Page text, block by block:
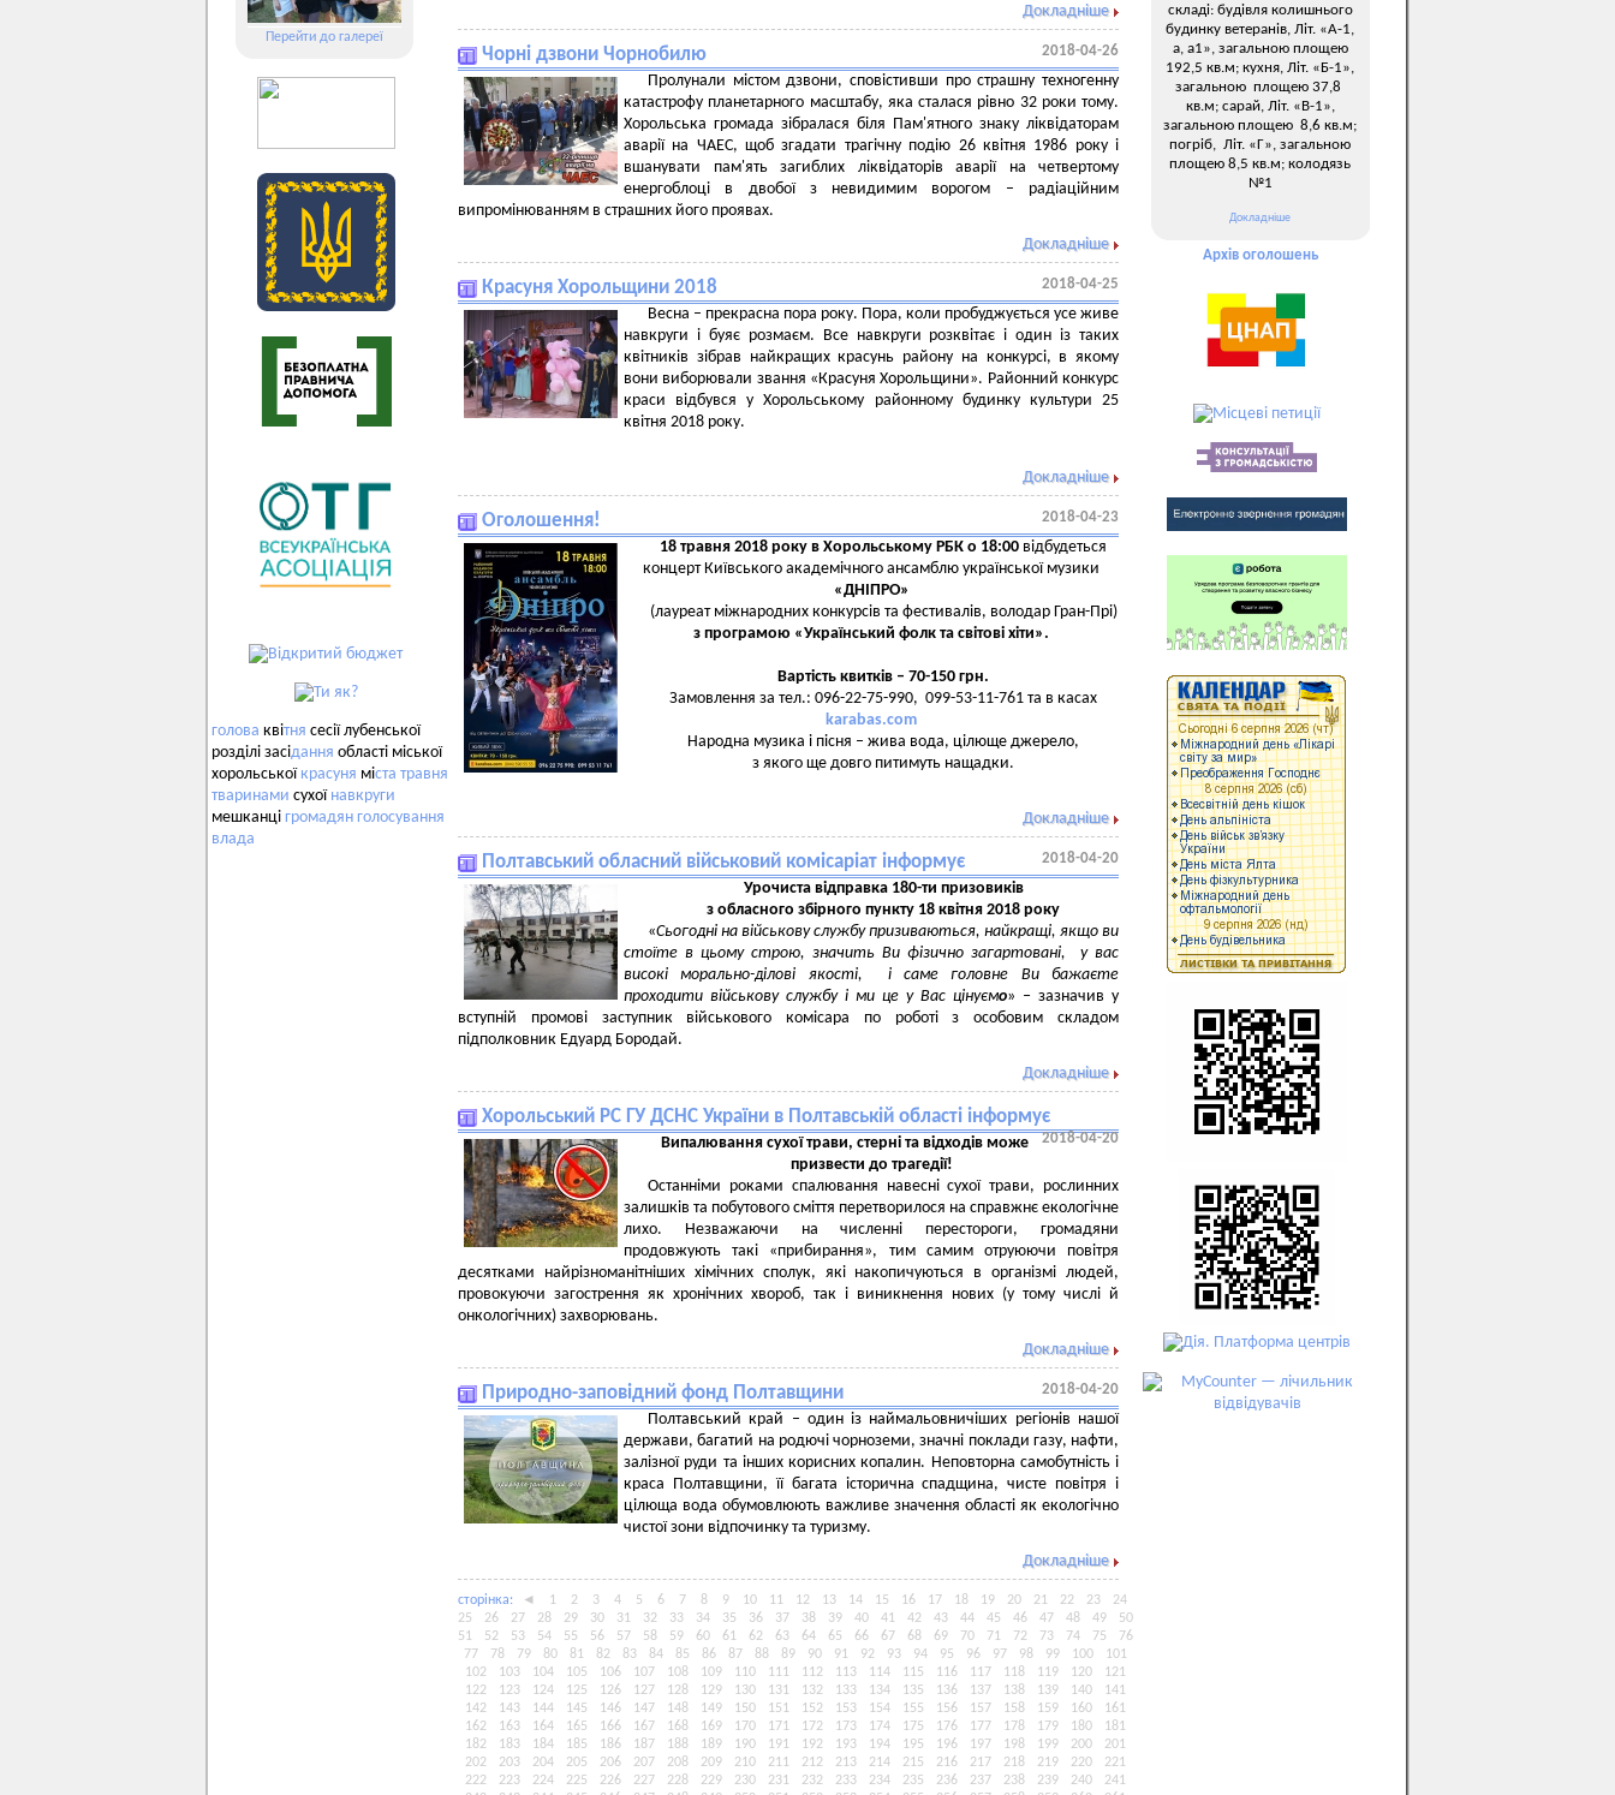
Перейти до галереї
голова квітня сесії лубенської
розділі засідання області міської
хорольської красуня міста травня
тваринами сухої навкруги
мешканці громадян голосування
влада
Докладніше
Чорні дзвони Чорнобилю 2018-04-26
Пролунали містом дзвони, сповістивши про страшну техногенну
катастрофу планетарного масштабу, яка сталася рівно 32 роки тому.
Хорольська громада зібралася біля Пам'ятного знаку ліквідаторам
аварії на ЧАЕС, щоб згадати трагічну подію 26 квітня 1986 року і
вшанувати пам'ять загиблих ліквідаторів аварії на четвертому
енергоблоці в двобої з невидимим ворогом – радіаційним
випромінюванням в страшних його проявах.
Докладніше
Красуня Хорольщини 2018 2018-04-25
Весна – прекрасна пора року. Пора, коли пробуджується усе живе
навкруги і буяє розмаєм. Все навкруги розквітає і один із таких
квітників зібрав найкращих красунь району на конкурсі, в якому
вони виборювали звання «Красуня Хорольщини». Районний конкурс
краси відбувся у Хорольському районному будинку культури 25
квітня 2018 року.
Докладніше
Оголошення! 2018-04-23
18 травня 2018 року в Хорольському РБК о 18:00 відбудеться
концерт Київського академічного ансамблю української музики
«ДНІПРО»
(лауреат міжнародних конкурсів та фестивалів, володар Гран-Прі)
з програмою «Український фолк та світові хіти».
Вартість квитків – 70-150 грн.
Замовлення за тел.: 096-22-75-990, 099-53-11-761 та в касах
karabas.com
Народна музика і пісня – жива вода, цілюще джерело,
з якого ще довго питимуть нащадки.
Докладніше
Полтавський обласний військовий комісаріат інформує 2018-04-20
Урочиста відправка 180-ти призовиків
з обласного збірного пункту 18 квітня 2018 року
«Сьогодні на військову службу призиваються, найкращі, якщо ви
стоїте в цьому строю, значить Ви фізично загартовані, у вас
високі морально-ділові якості, і саме головне Ви бажаєте
проходити військову службу і ми це у Вас цінуємо» ‒ зазначив у
вступній промові заступник військового комісара по роботі з особовим складом
підполковник Едуард Бородай.
Докладніше
Хорольський РС ГУ ДСНС України в Полтавській області інформує
2018-04-20
Випалювання сухої трави, стерні та відходів може
призвести до трагедії!
Останніми роками спалювання навесні сухої трави, рослинних
залишків та побутового сміття перетворилося на справжнє екологічне
лихо. Незважаючи на численні перестороги, громадяни
продовжують такі «прибирання», тим самим отруюючи повітря
десятками найрізноманітніших хімічних сполук, які накопичуються в організмі людей,
провокуючи загострення як хронічних хвороб, так і виникнення нових (у тому числі й
онкологічних) захворювань.
Докладніше
Природно-заповідний фонд Полтавщини 2018-04-20
Полтавський край – один із наймальовничіших регіонів нашої
держави, багатий на родючі чорноземи, значні поклади газу, нафти,
залізної руди та інших корисних копалин. Неповторна самобутність і
краса Полтавщини, її багата історична спадщина, чисте повітря і
цілюща вода обумовлюють важливе значення області як екологічно
чистої зони відпочинку та туризму.
Докладніше
сторiнка: ◄ 1 2 3 4 5 6 7 8 9 10 11 12 13 14 15 16 17 18 19 20 21 22 23
24
25
26 27 28 29 30 31 32 33 34 35 36 37 38 39 40 41 42 43 44 45 46 47 48 49
50
51
52 53 54 55 56 57 58 59 60 61 62 63 64 65 66 67 68 69 70 71 72 73 74 75
76
77
78 79 80 81 82 83 84 85 86 87 88 89 90 91 92 93 94 95 96 97 98 99 100
101
102
103 104 105 106 107 108 109 110 111 112 113 114 115 116 117 118 119 120
121
122
123 124 125 126 127 128 129 130 131 132 133 134 135 136 137 138 139 140
141
142
143 144 145 146 147 148 149 150 151 152 153 154 155 156 157 158 159 160
161
162
163 164 165 166 167 168 169 170 171 172 173 174 175 176 177 178 179 180
181
182
183 184 185 186 187 188 189 190 191 192 193 194 195 196 197 198 199 200
201
202
203 204 205 206 207 208 209 210 211 212 213 214 215 216 217 218 219 220
221
222
223 224 225 226 227 228 229 230 231 232 233 234 235 236 237 238 239 240
241
складі: будівля колишнього
будинку ветеранів, Літ. «А-1,
а, а1», загальною площею
192,5 кв.м; кухня, Літ. «Б-1»,
загальною площею 37,8
кв.м; сарай, Літ. «В-1»,
загальною площею 8,6 кв.м;
погріб, Літ. «Г», загальною
площею 8,5 кв.м; колодязь
№1
Докладніше
Архів оголошень